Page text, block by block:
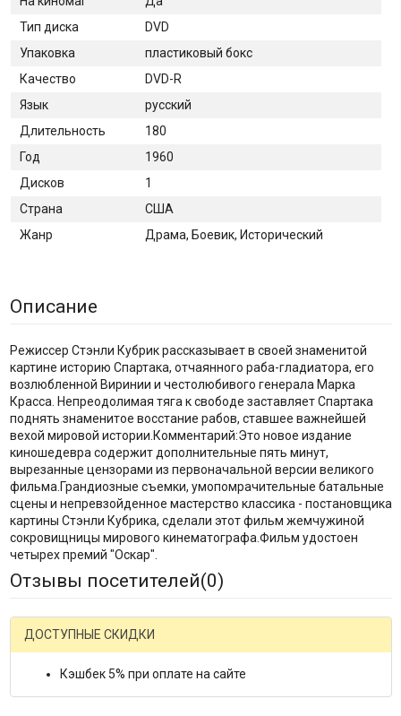
Тип диска
DVD
Упаковка
пластиковый бокс
Качество
DVD-R
Язык
русский
Длительность
180
Год
1960
Дисков
1
Страна
США
Жанр
Драма, Боевик, Исторический
Описание
Режиссер Стэнли Кубрик рассказывает в своей знаменитой
картине историю Спартака, отчаянного раба-гладиатора, его
возлюбленной Виринии и честолюбивого генерала Марка
Красса. Непреодолимая тяга к свободе заставляет Спартака
поднять знаменитое восстание рабов, ставшее важнейшей
вехой мировой истории.Комментарий:Это новое издание
киношедевра содержит дополнительные пять минут,
вырезанные цензорами из первоначальной версии великого
фильма.Грандиозные съемки, умопомрачительные батальные
сцены и непревзойденное мастерство классика - постановщика
картины Стэнли Кубрика, сделали этот фильм жемчужиной
сокровищницы мирового кинематографа.Фильм удостоен
четырех премий "Оскар".
Отзывы посетителей(0)
ДОСТУПНЫЕ СКИДКИ
Кэшбек 5% при оплате на сайте